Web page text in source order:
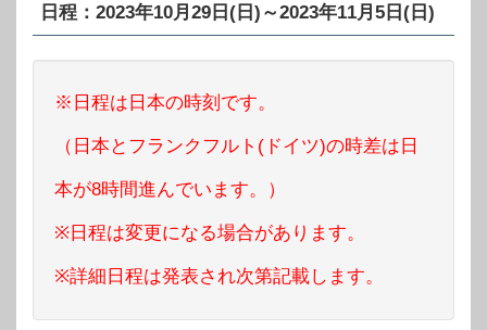
日程：2023年10月29日(日)～2023年11月5日(日)
※日程は日本の時刻です。
（日本とフランクフルト(ドイツ)の時差は日
本が8時間進んでいます。）
※日程は変更になる場合があります。
※詳細日程は発表され次第記載します。